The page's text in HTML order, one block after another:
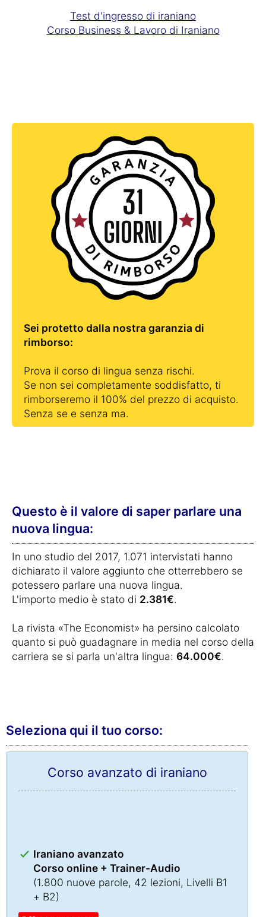
Test d'ingresso di iraniano
Corso Business & Lavoro di Iraniano
Sei protetto dalla nostra garanzia di
rimborso:
Prova il corso di lingua senza rischi.
Se non sei completamente soddisfatto, ti
rimborseremo il 100% del prezzo di acquisto.
Senza se e senza ma.
Questo è il valore di saper parlare una
nuova lingua:
In uno studio del 2017, 1.071 intervistati hanno
dichiarato il valore aggiunto che otterrebbero se
potessero parlare una nuova lingua.
L'importo medio è stato di 2.381€.
La rivista «The Economist» ha persino calcolato
quanto si può guadagnare in media nel corso della
carriera se si parla un'altra lingua: 64.000€.
Seleziona qui il tuo corso:
Corso avanzato di iraniano
Iraniano avanzato
Corso online + Trainer-Audio
(1.800 nuove parole, 42 lezioni, Livelli B1
+ B2)